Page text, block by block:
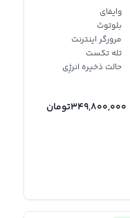
وایفای
بلوتوث
مرورگر اینترنت
تله تکست
حالت ذخیره انرژِی
349,800,000تومان